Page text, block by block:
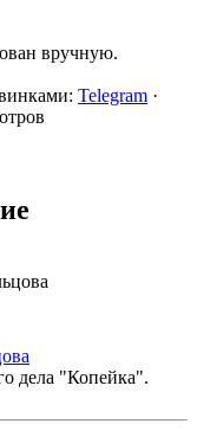
вручную.
Telegram ·
дела "Копейка".